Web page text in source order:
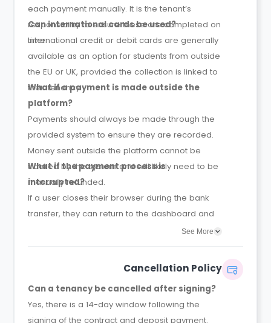
each payment manually. It is the tenant’s
responsibility to ensure these are completed on
time.
Can international cards be used?
International credit or debit cards are generally
available as an option for students from outside
the EU or UK, provided the collection is linked to
their tenancy.
What if a payment is made outside the
platform?
Payments should always be made through the
provided system to ensure they are recorded.
Money sent outside the platform cannot be
tracked by the system and will likely need to be
manually refunded.
What if the payment process is
interrupted?
If a user closes their browser during the bank
transfer, they can return to the dashboard and
select "Review Payment" to pick up where they
See More
Cancellation Policy
Can a tenancy be cancelled after signing?
Yes, there is a 14-day window following the
signing of the contract and deposit payment.